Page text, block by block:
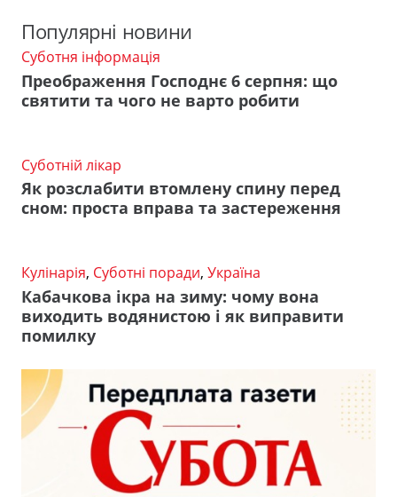
Популярні новини
Суботня інформація
Преображення Господнє 6 серпня: що
святити та чого не варто робити
Суботній лікар
Як розслабити втомлену спину перед
сном: проста вправа та застереження
Кулінарія, Суботні поради, Україна
Кабачкова ікра на зиму: чому вона
виходить водянистою і як виправити
помилку